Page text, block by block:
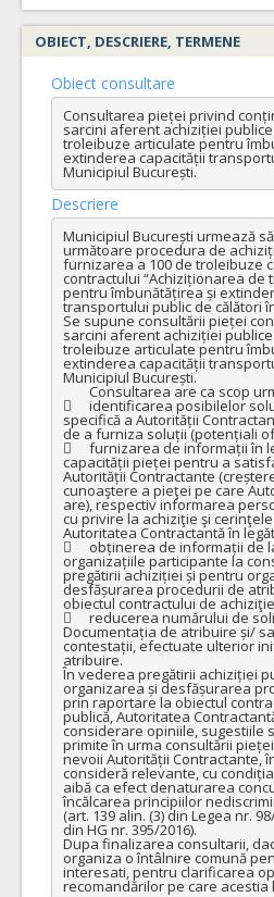
OBIECT, DESCRIERE, TERMENE
Obiect consultare
Consultarea pieței privind
sarcini aferent achiziției
troleibuze articulate pentru
extinderea capacității
Municipiul București.
Descriere
Municipiul București urmează
următoare procedura de
furnizarea a 100 de troleibuze
contractului “Achiziționarea de
pentru îmbunătățirea și
transportului public de călători
Se supune consultării pieței
sarcini aferent achiziției
troleibuze articulate pentru
extinderea capacității
Municipiul București.
	identificarea posibilelor soluții la o necesitate
specifică a Autorității
de a furniza soluții (potențiali
	furnizarea de informații în legătură cu dezvoltarea
capacității pieței pentru a
Autorității Contractante
cunoaştere a pieţei pe care
are), respectiv informarea
cu privire la achiziţie şi
Autoritatea Contractantă în
	obținerea de informații de la persoanele/
organizațiile participante la
pregătirii achiziției și pentru
desfășurarea procedurii de
obiectul contractului de
	reducerea numărului de solicitări de clarificări la
Documentația de atribuire și/
contestații, efectuate ulterior
atribuire.
În vederea pregătirii achiziției
organizarea și desfășurarea
prin raportare la obiectul
publică, Autoritatea
considerare opiniile, sugestiile
primite în urma consultării
nevoii Autorității Contractante,
consideră relevante, cu
aibă ca efect denaturarea
încălcarea principiilor
(art. 139 alin. (3) din Legea nr.
din HG nr. 395/2016).
Dupa finalizarea consultarii,
organiza o întâlnire comună
interesati, pentru clarificarea
recomandărilor pe care acestia